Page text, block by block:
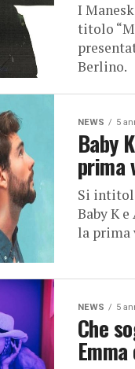
I
titolo
Berlino.
NEWS 5
Baby
prima
Si
Baby K
la prima
NEWS 5
Che